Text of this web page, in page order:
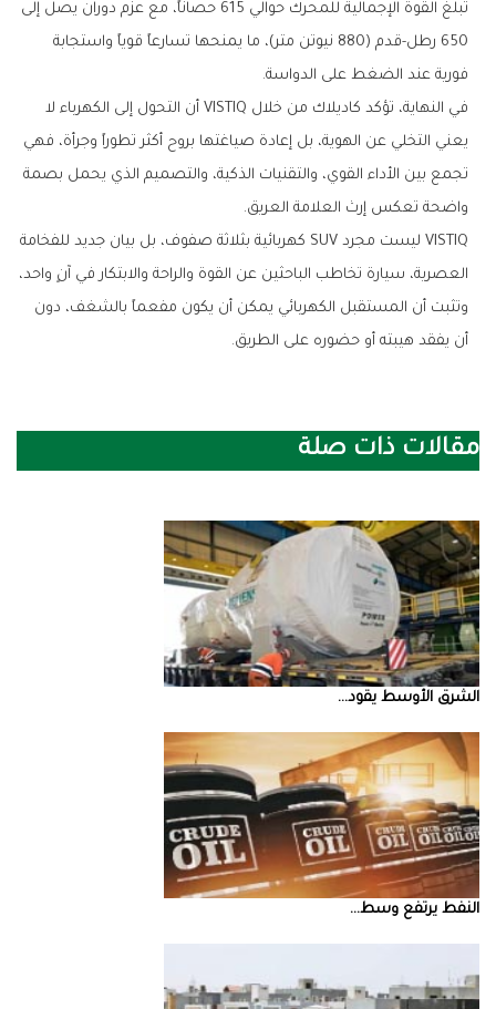
تبلغ القوة الإجمالية للمحرك حوالي 615 حصاناً، مع عزم دوران يصل إلى
650 رطل-قدم (880 نيوتن متر)، ما يمنحها تسارعاً قوياً واستجابة
فورية عند الضغط على الدواسة.
في النهاية، تؤكد كاديلاك من خلال VISTIQ أن التحول إلى الكهرباء لا
يعني التخلي عن الهوية، بل إعادة صياغتها بروح أكثر تطوراً وجرأة، فهي
تجمع بين الأداء القوي، والتقنيات الذكية، والتصميم الذي يحمل بصمة
واضحة تعكس إرث العلامة العريق.
VISTIQ ليست مجرد SUV كهربائية بثلاثة صفوف، بل بيان جديد للفخامة
العصرية، سيارة تخاطب الباحثين عن القوة والراحة والابتكار في آنٍ واحد،
وتثبت أن المستقبل الكهربائي يمكن أن يكون مفعماً بالشغف، دون
أن يفقد هيبته أو حضوره على الطريق.
مقالات ذات صلة
الشرق‭ ‬الأوسط‭ ‬يقود‭ ...
النفط‭ ‬يرتفع‭ ‬وسط‭ ...